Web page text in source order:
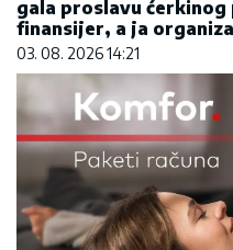
gala proslavu
finansijer, a ja
03. 08. 2026 14:21